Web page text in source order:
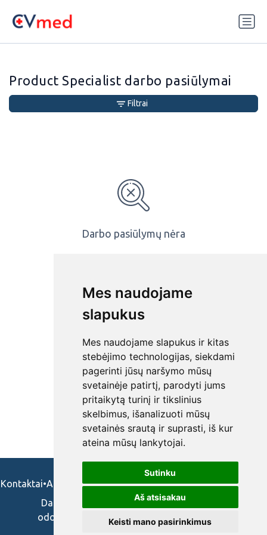
Mes naudojame
slapukus
Mes naudojame slapukus ir kitas
stebėjimo technologijas, siekdami
pagerinti jūsų naršymo mūsų
svetainėje patirtį, parodyti jums
pritaikytą turinį ir tikslinius
skelbimus, išanalizuoti mūsų
svetainės srautą ir suprasti, iš kur
ateina mūsų lankytojai.
Sutinku
Aš atsisakau
Keisti mano pasirinkimus
Product Specialist darbo pasiūlymai
Darbo pasiūlymų nėra
Filtrai
Kontaktai•Apie mus•Naudojimosi taisykės•Privatumo politika
Darbo skelbimai ir pasiūlymai: gydytojams,
odontologams, slaugytojams, veterinarams,